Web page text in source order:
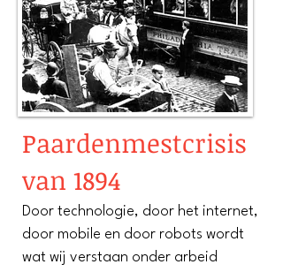
Paardenmestcrisis
van 1894
Door technologie, door het internet,
door mobile en door robots wordt
wat wij verstaan onder arbeid